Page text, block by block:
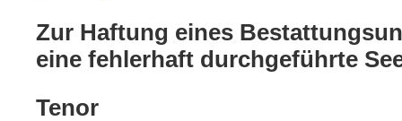
Zur Haftung eines
eine fehlerhaft durchgeführte
Tenor